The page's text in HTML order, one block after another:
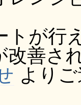
トが行
改善さ
より